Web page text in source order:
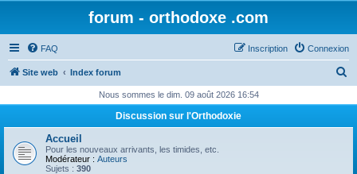
forum - orthodoxe .com
FAQ Connexion
Inscription
Site web Index forum
h
Nous sommes le dim. 09 août 2026 16:54
Discussion sur l'Orthodoxie
Accueil
Pour les nouveaux arrivants, les timides, etc.
Modérateur : Auteurs
Sujets : 390